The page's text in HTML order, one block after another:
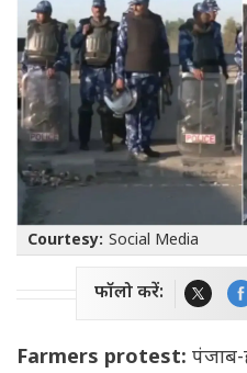
Courtesy: Social Media
फॉलो करें:
Farmers protest: पंजाब-